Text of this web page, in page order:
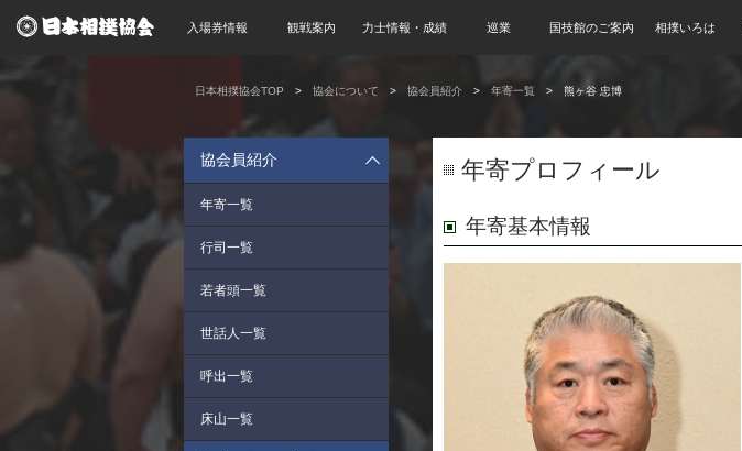
入場券情報 観戦案内 力士情報・成績 巡業 国技館のご案内 相撲いろは
日本相撲協会TOP 協会について 協会員紹介 年寄一覧 熊ヶ谷 忠博
年寄プロフィール
年寄基本情報
協会員紹介
年寄一覧
行司一覧
若者頭一覧
世話人一覧
呼出一覧
床山一覧